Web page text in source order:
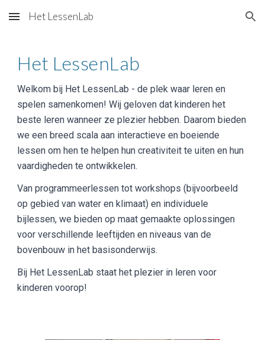
Skip to main content Skip to navigation
Het LessenLab
Het LessenLab
Welkom bij Het LessenLab - de plek waar leren en
spelen samenkomen! Wij geloven dat kinderen het
beste leren wanneer ze plezier hebben. Daarom bieden
we een breed scala aan interactieve en boeiende
lessen om hen te helpen hun creativiteit te uiten en hun
vaardigheden te ontwikkelen.
Van programmeerlessen tot workshops (bijvoorbeeld
op gebied van water en klimaat) en individuele
bijlessen, we bieden op maat gemaakte oplossingen
voor verschillende leeftijden en niveaus van de
bovenbouw in het basisonderwijs.
Bij Het LessenLab staat het plezier in leren voor
kinderen voorop!